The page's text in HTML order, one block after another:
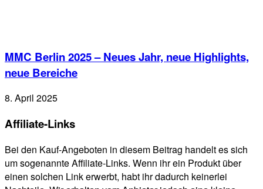
MMC Berlin 2025 – Neues Jahr, neue Highlights,
neue Bereiche
8. April 2025
Affiliate-Links
Bei den Kauf-Angeboten in diesem Beitrag handelt es sich
um sogenannte Affiliate-Links. Wenn ihr ein Produkt über
einen solchen Link erwerbt, habt ihr dadurch keinerlei